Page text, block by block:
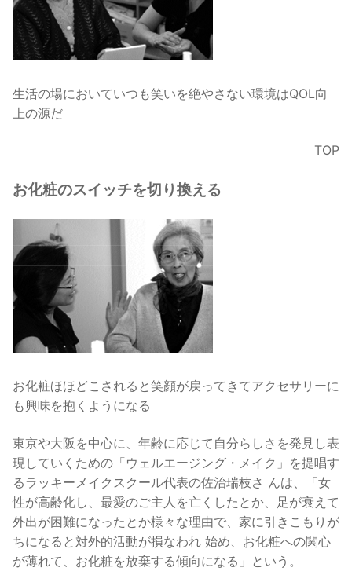
生活の場においていつも笑いを絶やさない環境はQOL向
上の源だ
TOP
お化粧のスイッチを切り換える
お化粧ほほどこされると笑顔が戻ってきてアクセサリーに
も興味を抱くようになる
東京や大阪を中心に、年齢に応じて自分らしさを発見し表
現していくための「ウェルエージング・メイク」を提唱す
るラッキーメイクスクール代表の佐治瑞枝さ んは、「女
性が高齢化し、最愛のご主人を亡くしたとか、足が衰えて
外出が困難になったとか様々な理由で、家に引きこもりが
ちになると対外的活動が損なわれ 始め、お化粧への関心
が薄れて、お化粧を放棄する傾向になる」という。